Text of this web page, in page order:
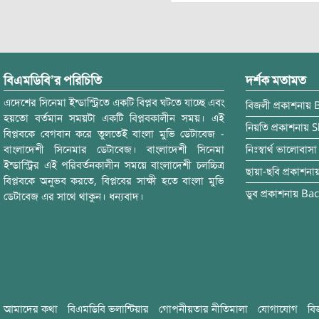
বিএমডিবি’র পরিচিতি
এদেশের সিনেমা ইন্ডাস্ট্রিতে একটি বিপ্লব ঘটতে যাচ্ছে এবং
হয়তো বর্তমান সময়টা একটি বিপ্লবকালীন সময়। এই
বিপ্লবকে বেগবান করে তুলতেই বাংলা মুভি ডেটাবেজ -
বাংলাদেশী সিনেমার ডেটাবেজ। বাংলাদেশী সিনেমা
ইন্ডাস্ট্রির এই পরিবর্তনকালীন সময়ে বাংলাদেশী চলচ্চিত্র
বিপ্লবকে অনুভব করতে, বিপ্লবের সাক্ষী হতে বাংলা মুভি
ডেটাবেজ এর সাথে থাকুন। ধন্যবাদ।
দর্শক মতামত
বিজলী প্রকাশনায়
নিয়তি প্রকাশনায়
নিঃস্বার্থ ভালোবাসা
ছায়া-ছবি
ডুব প্রকাশনায়
আমাদের কথা বিএমডিবি ভলান্টিয়ার গোপনীয়তার নীতিমালা যোগাযোগ